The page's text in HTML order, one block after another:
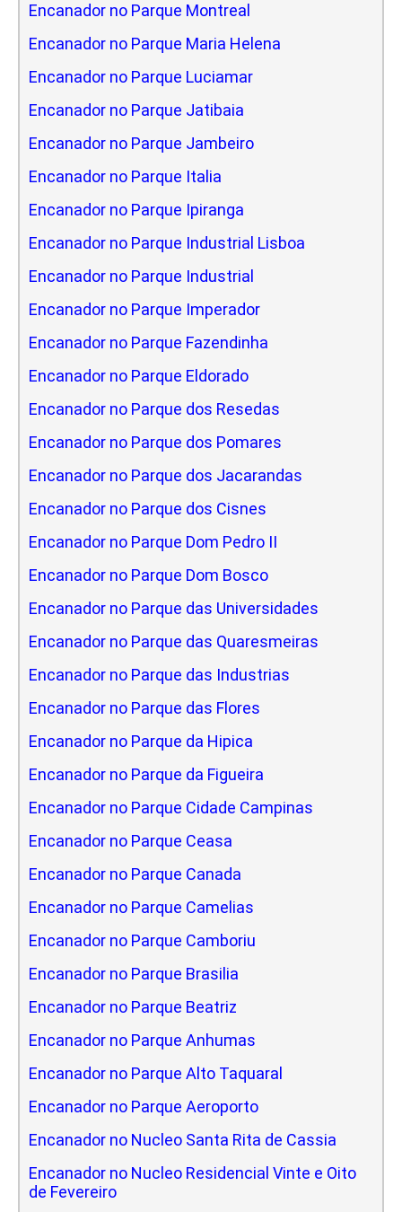
Encanador no Parque Montreal
Encanador no Parque Maria Helena
Encanador no Parque Luciamar
Encanador no Parque Jatibaia
Encanador no Parque Jambeiro
Encanador no Parque Italia
Encanador no Parque Ipiranga
Encanador no Parque Industrial Lisboa
Encanador no Parque Industrial
Encanador no Parque Imperador
Encanador no Parque Fazendinha
Encanador no Parque Eldorado
Encanador no Parque dos Resedas
Encanador no Parque dos Pomares
Encanador no Parque dos Jacarandas
Encanador no Parque dos Cisnes
Encanador no Parque Dom Pedro II
Encanador no Parque Dom Bosco
Encanador no Parque das Universidades
Encanador no Parque das Quaresmeiras
Encanador no Parque das Industrias
Encanador no Parque das Flores
Encanador no Parque da Hipica
Encanador no Parque da Figueira
Encanador no Parque Cidade Campinas
Encanador no Parque Ceasa
Encanador no Parque Canada
Encanador no Parque Camelias
Encanador no Parque Camboriu
Encanador no Parque Brasilia
Encanador no Parque Beatriz
Encanador no Parque Anhumas
Encanador no Parque Alto Taquaral
Encanador no Parque Aeroporto
Encanador no Nucleo Santa Rita de Cassia
Encanador no Nucleo Residencial Vinte e Oito
de Fevereiro